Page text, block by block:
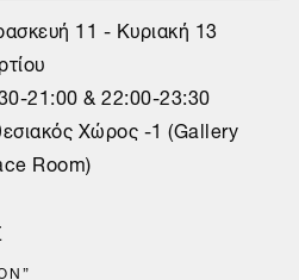
11 - Κυριακή 13
21:00 & 22:00-23:30
Χώρος -1 (Gallery
Room)